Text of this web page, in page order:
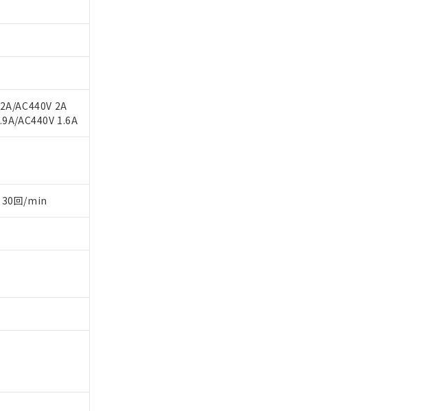
AC440V 2A
AC440V 1.6A
30回/min
お客様担当のオムロン制御機器販売店・
ーク
」をご確認ください。
に漏洩または開示しないようお願いしま
くには、I-Webメンバーズにご登録され
必要な範囲で利用することをご了承くだ
リ臭化ジフェニルエーテル類(PBDE) 1000ppm以下、
認しています。
ります。
非含有を証明するものではありません。
完了までの期間は出荷製品に未対応品が
段のことがない限り、2022年1月12日よ
フタル酸ブチルベンジル) : 1000ppm、
示します。
環境に深刻な影響を及ぼさない年数を意
出許可(または役務取引許可)を取得する
び3の内容を当該第三者に通知します。
するおそれがある場合は、取り引きをい
先、またはお客様担当のオムロン制御
機種